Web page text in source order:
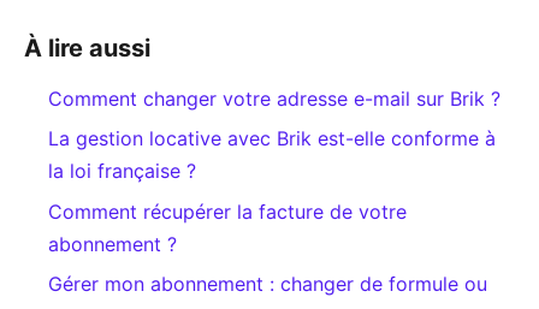
À lire aussi
Comment changer votre adresse e-mail sur Brik ?
La gestion locative avec Brik est-elle conforme à
la loi française ?
Comment récupérer la facture de votre
abonnement ?
Gérer mon abonnement : changer de formule ou